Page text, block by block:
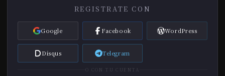
Capítulo 47
REGISTRATE CON
Google Facebook WordPress
Disqus Telegram
O CON TU CUENTA